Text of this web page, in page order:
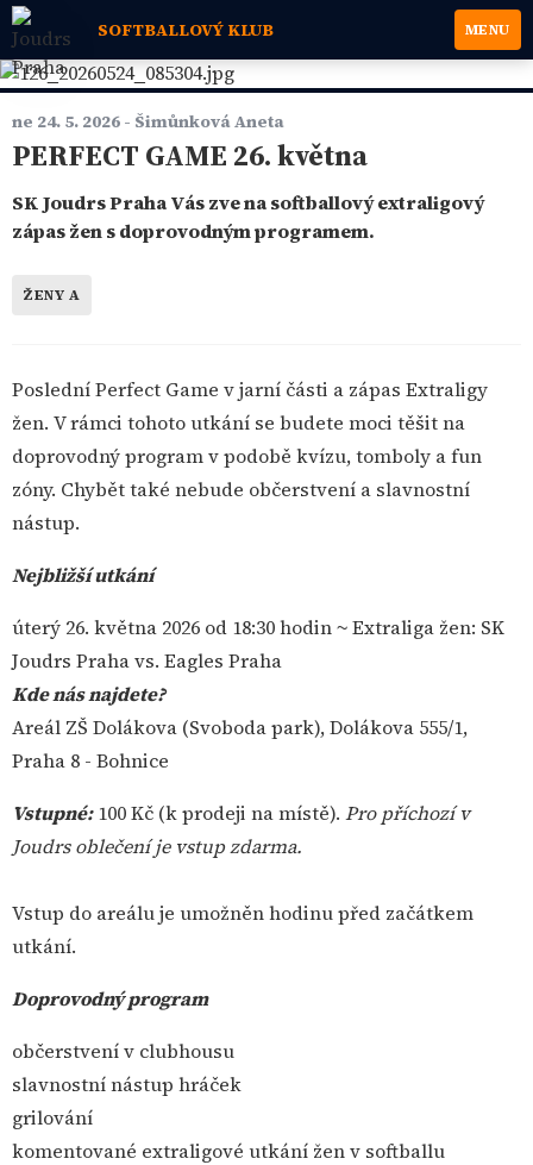
SOFTBALLOVÝ KLUB MENU
ne 24. 5. 2026 - Šimůnková Aneta
PERFECT GAME 26. května
SK Joudrs Praha Vás zve na softballový extraligový
zápas žen s doprovodným programem.
ŽENY A
Poslední Perfect Game v jarní části a zápas Extraligy
žen. V rámci tohoto utkání se budete moci těšit na
doprovodný program v podobě kvízu, tomboly a fun
zóny. Chybět také nebude občerstvení a slavnostní
nástup.
Nejbližší utkání
úterý 26. května 2026 od 18:30 hodin ~ Extraliga žen: SK
Joudrs Praha vs. Eagles Praha
Kde nás najdete?
Areál ZŠ Dolákova (Svoboda park), Dolákova 555/1,
Praha 8 - Bohnice
Vstupné:100 Kč (k prodeji na místě). Pro příchozí v
Joudrs oblečení je vstup zdarma.
Vstup do areálu je umožněn hodinu před začátkem
utkání.
Doprovodný program
občerstvení v clubhousu
slavnostní nástup hráček
grilování
komentované extraligové utkání žen v softballu